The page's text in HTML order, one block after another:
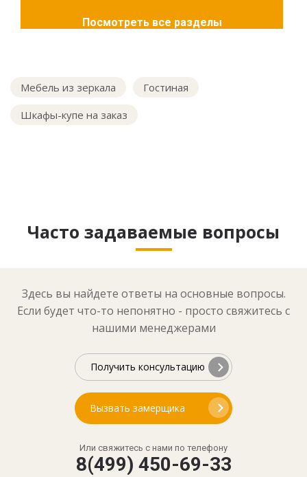
Посмотреть все разделы
Мебель из зеркала
Гостиная
Шкафы-купе на заказ
Часто задаваемые вопросы
Здесь вы найдете ответы на основные вопросы.
Если будет что-то непонятно - просто свяжитесь с
нашими менеджерами
Получить консультацию
Вызвать замерщика
Или свяжитесь с нами по телефону
8(499) 450-69-33